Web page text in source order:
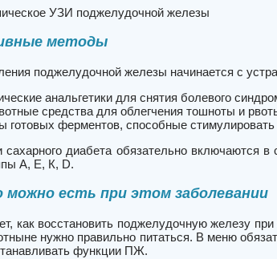
УЗИ поджелудочной железы
методы
поджелудочной железы начинается с
анальгетики для снятия болевого
средства для облегчения тошноты и
готовых ферментов, способные стимулировать
сахарного диабета обязательно включаются
А, Е, К, D.
есть при этом заболевании
как восстановить поджелудочную железу
нужно правильно питаться. В меню
функции ПЖ.